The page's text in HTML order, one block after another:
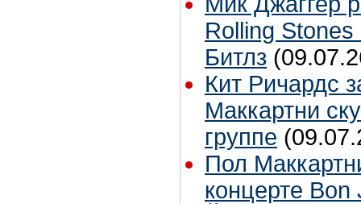
Rolling Stones
Битлз
Кит Ричардс
Маккартни
группе
Пол
концерте